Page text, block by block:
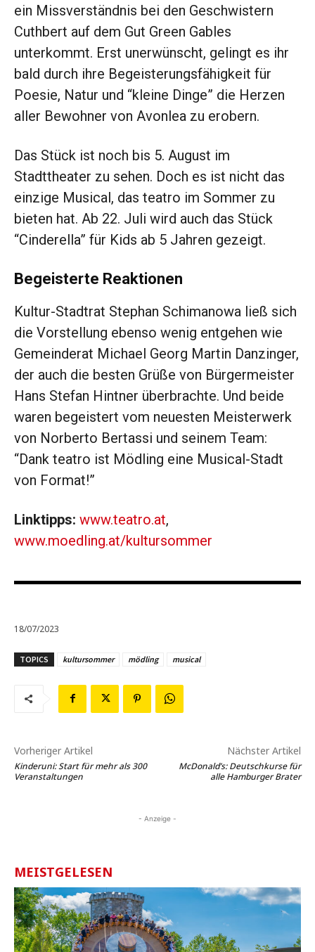
ein Missverständnis bei den Geschwistern
Cuthbert auf dem Gut Green Gables
unterkommt. Erst unerwünscht, gelingt es ihr
bald durch ihre Begeisterungsfähigkeit für
Poesie, Natur und “kleine Dinge” die Herzen
aller Bewohner von Avonlea zu erobern.
Das Stück ist noch bis 5. August im
Stadttheater zu sehen. Doch es ist nicht das
einzige Musical, das teatro im Sommer zu
bieten hat. Ab 22. Juli wird auch das Stück
“Cinderella” für Kids ab 5 Jahren gezeigt.
Begeisterte Reaktionen
Kultur-Stadtrat Stephan Schimanowa ließ sich
die Vorstellung ebenso wenig entgehen wie
Gemeinderat Michael Georg Martin Danzinger,
der auch die besten Grüße von Bürgermeister
Hans Stefan Hintner überbrachte. Und beide
waren begeistert vom neuesten Meisterwerk
von Norberto Bertassi und seinem Team:
“Dank teatro ist Mödling eine Musical-Stadt
von Format!”
Linktipps: www.teatro.at,
www.moedling.at/kultursommer
18/07/2023
TOPICS kultursommer mödling musical
Vorheriger Artikel
Kinderuni: Start für mehr als 300
Veranstaltungen
Nächster Artikel
McDonald’s: Deutschkurse für
alle Hamburger Brater
- Anzeige -
MEISTGELESEN